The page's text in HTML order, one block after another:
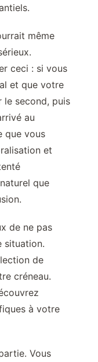
même
ceci : si vous
et que votre
le second, puis
au
que vous
et
que
de ne pas
situation.
de
créneau.
à votre
Vous